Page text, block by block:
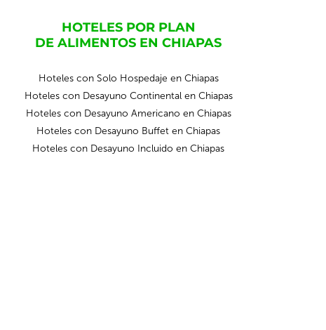
HOTELES POR PLAN
DE ALIMENTOS EN CHIAPAS
Hoteles con Solo Hospedaje en Chiapas
Hoteles con Desayuno Continental en Chiapas
Hoteles con Desayuno Americano en Chiapas
Hoteles con Desayuno Buffet en Chiapas
Hoteles con Desayuno Incluido en Chiapas